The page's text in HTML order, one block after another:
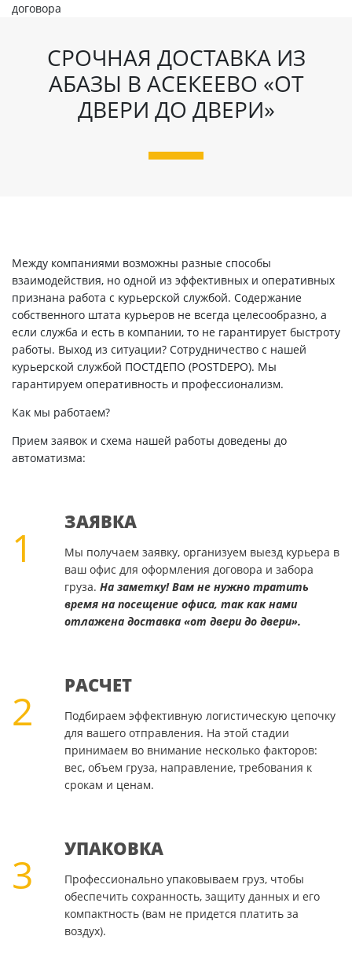
договора
СРОЧНАЯ ДОСТАВКА ИЗ
АБАЗЫ В АСЕКЕЕВО «ОТ
ДВЕРИ ДО ДВЕРИ»
Между компаниями возможны разные способы
взаимодействия, но одной из эффективных и оперативных
признана работа с курьерской службой. Содержание
собственного штата курьеров не всегда целесообразно, а
если служба и есть в компании, то не гарантирует быстроту
работы. Выход из ситуации? Сотрудничество с нашей
курьерской службой ПОСТДЕПО (POSTDEPO). Мы
гарантируем оперативность и профессионализм.
Как мы работаем?
Прием заявок и схема нашей работы доведены до
автоматизма:
1
ЗАЯВКА
Мы получаем заявку, организуем выезд курьера в
ваш офис для оформления договора и забора
груза. На заметку! Вам не нужно тратить
время на посещение офиса, так как нами
отлажена доставка «от двери до двери».
2
РАСЧЕТ
Подбираем эффективную логистическую цепочку
для вашего отправления. На этой стадии
принимаем во внимание несколько факторов:
вес, объем груза, направление, требования к
срокам и ценам.
3
УПАКОВКА
Профессионально упаковываем груз, чтобы
обеспечить сохранность, защиту данных и его
компактность (вам не придется платить за
воздух).